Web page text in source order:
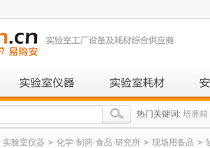
热门关键词: 培养箱
实验室仪器 > 化学·制药·食品·研究所 > 现场用备品 >